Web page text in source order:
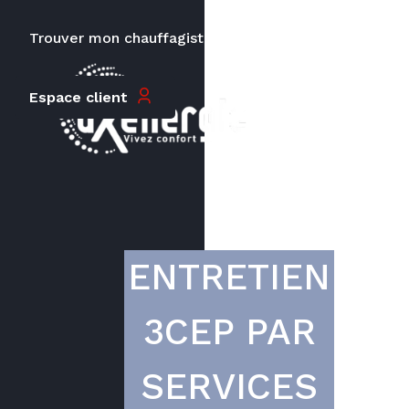
Trouver mon chauffagiste
Espace client
ENTRETIEN
3CEP PAR
SERVICES